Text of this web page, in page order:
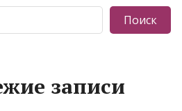
Поиск
записи